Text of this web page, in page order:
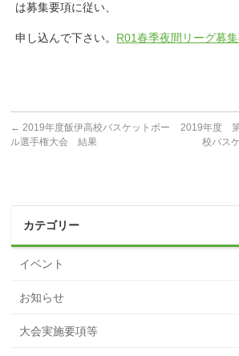
は募集要項に従い、
申し込んで下さい。 R01春季夜間リーグ募
← 2019年度飯伊高校バスケットボー
ル選手権大会 結果
2019年度 第
校バス
カテゴリー
イベント
お知らせ
大会実施要項等